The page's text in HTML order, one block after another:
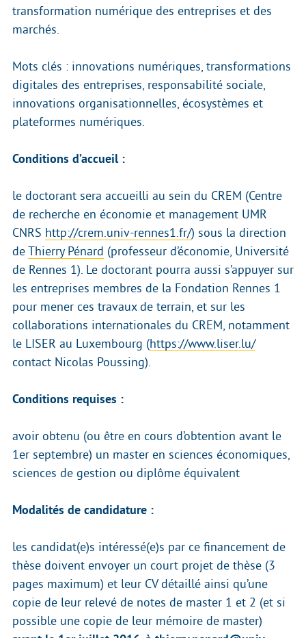
transformation numérique des entreprises et des
marchés.
Mots clés : innovations numériques, transformations
digitales des entreprises, responsabilité sociale,
innovations organisationnelles, écosystèmes et
plateformes numériques.
Conditions d’accueil :
le doctorant sera accueilli au sein du CREM (Centre
de recherche en économie et management UMR
CNRS http://crem.univ-rennes1.fr/) sous la direction
de Thierry Pénard (professeur d’économie, Université
de Rennes 1). Le doctorant pourra aussi s’appuyer sur
les entreprises membres de la Fondation Rennes 1
pour mener ces travaux de terrain, et sur les
collaborations internationales du CREM, notamment
le LISER au Luxembourg (https://www.liser.lu/
contact Nicolas Poussing).
Conditions requises :
avoir obtenu (ou être en cours d’obtention avant le
1er septembre) un master en sciences économiques,
sciences de gestion ou diplôme équivalent
Modalités de candidature :
les candidat(e)s intéressé(e)s par ce financement de
thèse doivent envoyer un court projet de thèse (3
pages maximum) et leur CV détaillé ainsi qu’une
copie de leur relevé de notes de master 1 et 2 (et si
possible une copie de leur mémoire de master)